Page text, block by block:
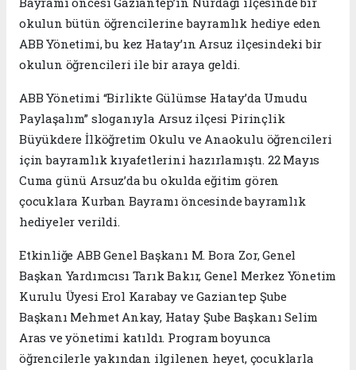
okulun bütün öğrencilerine bayramlık hediye eden
ABB Yönetimi, bu kez Hatay’ın Arsuz ilçesindeki bir
okulun öğrencileri ile bir araya geldi.
ABB Yönetimi “Birlikte Gülümse Hatay’da Umudu
Paylaşalım” sloganıyla Arsuz ilçesi Pirinçlik
Büyükdere İlköğretim Okulu ve Anaokulu öğrencileri
için bayramlık kıyafetlerini hazırlamıştı. 22 Mayıs
Cuma günü Arsuz’da bu okulda eğitim gören
çocuklara Kurban Bayramı öncesinde bayramlık
hediyeler verildi.
Etkinliğe ABB Genel Başkanı M. Bora Zor, Genel
Başkan Yardımcısı Tarık Bakır, Genel Merkez Yönetim
Kurulu Üyesi Erol Karabay ve Gaziantep Şube
Başkanı Mehmet Ankay, Hatay Şube Başkanı Selim
Aras ve yönetimi katıldı. Program boyunca
öğrencilerle yakından ilgilenen heyet, çocuklarla